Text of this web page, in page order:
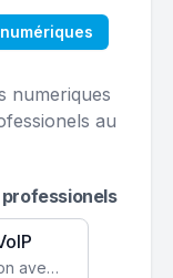
numeriques
au
Simplifiez votre communication avec une solution VoIP flexible, économique et adaptée à vos besoins professionnels.